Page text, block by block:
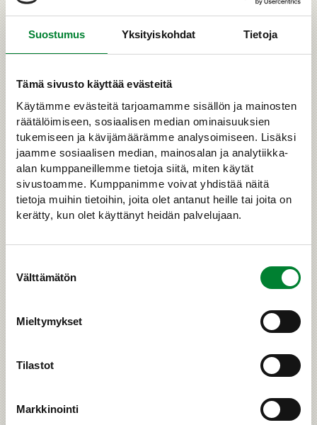
Suostumus Yksityiskohdat Tietoja
Tämä sivusto käyttää evästeitä
Käytämme evästeitä tarjoamamme sisällön ja mainosten
räätälöimiseen, sosiaalisen median ominaisuuksien
tukemiseen ja kävijämäärämme analysoimiseen. Lisäksi
jaamme sosiaalisen median, mainosalan ja analytiikka-
alan kumppaneillemme tietoja siitä, miten käytät
sivustoamme. Kumppanimme voivat yhdistää näitä
tietoja muihin tietoihin, joita olet antanut heille tai joita on
kerätty, kun olet käyttänyt heidän palvelujaan.
valinta
Välttämätön
Mieltymykset
Tilastot
Markkinointi
Ilveksen metsästys
Ilves on levittäytynyt koko Suomeen ja sen
metsästykseen on nykyisin monella metsästäjällä
mahdollisuus osallistua. Ilveksen metsästysaika
maassa.
›